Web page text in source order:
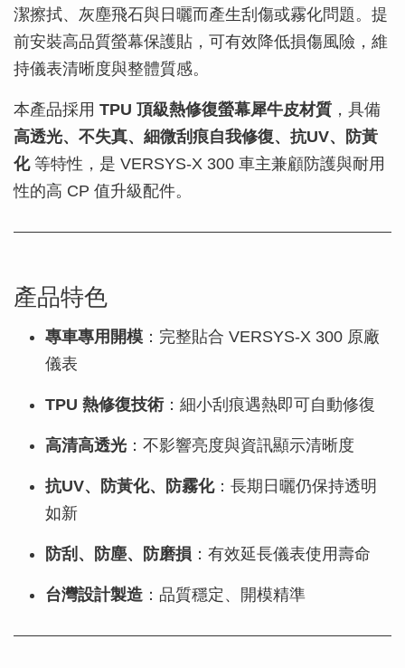
潔擦拭、灰塵飛石與日曬而產生刮傷或霧化問題。提
前安裝高品質螢幕保護貼，可有效降低損傷風險，維
持儀表清晰度與整體質感。
本產品採用 TPU 頂級熱修復螢幕犀牛皮材質 ，具備
高透光、不失真、細微刮痕自我修復、抗UV、防黃
化等特性，是 VERSYS-X 300 車主兼顧防護與耐用
性的高 CP 值升級配件。
產品特色
專車專用開模 ：完整貼合 VERSYS-X 300 原廠
儀表
TPU 熱修復技術：細小刮痕遇熱即可自動修復
高清高透光 ：不影響亮度與資訊顯示清晰度
抗UV、防黃化、防霧化：長期日曬仍保持透明
如新
防刮、防塵、防磨損 ：有效延長儀表使用壽命
台灣設計製造 ：品質穩定、開模精準